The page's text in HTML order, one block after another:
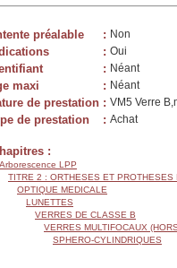
préalable : Non
: Oui
: Néant
maxi : Néant
de prestation : VM5 Verre
de prestation : Achat
:
Arborescence LPP
TITRE 2 : ORTHESES ET PROTHESES
OPTIQUE MEDICALE
LUNETTES
VERRES DE CLASSE B
VERRES MULTIFOCAUX
SPHERO-CYLINDRIQUES